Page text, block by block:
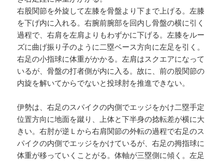
右股関節を外旋して左膝を骨盤より下まで上げる。左膝
を下げ内に入れる。右腕前腕部を回内し骨盤の横に引く
過程で、右肩を左肩よりもわずかに下げる。左膝をルー
ズに曲げ振り子のように二塁ベース方向に左足を引く。
右足の小指球に体重がかかる。左肩はスクエアになって
いるが、骨盤の打者側が内に入る。故に、前の股関節の
内旋を解いてからでないと投球肘を推進できない。
伊勢は、右足のスパイクの内側でエッジをかけ二塁手定
位置方向に地面を蹴り、上体と下半身の捻転差が横に大
きい。右肘が逆Ｌから右肩関節の外転の過程で右足のス
パイクの内側でエッジをかけているが、右足の拇指球に
体重が移っていくことがる。体軸が三塁側に傾く。左足